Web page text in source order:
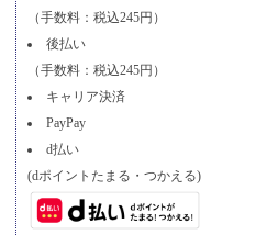
（手数料：税込245円）
後払い
（手数料：税込245円）
キャリア決済
PayPay
d払い
(dポイントたまる・つかえる)